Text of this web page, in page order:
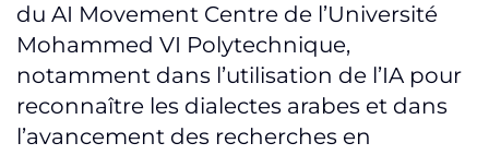
du AI Movement Centre de l’Université
Mohammed VI Polytechnique,
notamment dans l’utilisation de l’IA pour
reconnaître les dialectes arabes et dans
l’avancement des recherches en